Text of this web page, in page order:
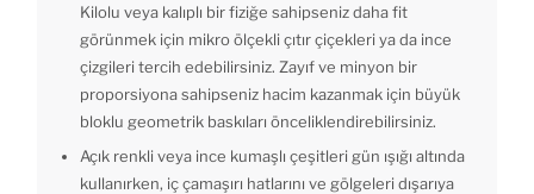
Kilolu veya kalıplı bir fiziğe sahipseniz daha fit
görünmek için mikro ölçekli çıtır çiçekleri ya da ince
çizgileri tercih edebilirsiniz. Zayıf ve minyon bir
proporsiyona sahipseniz hacim kazanmak için büyük
bloklu geometrik baskıları önceliklendirebilirsiniz.
Açık renkli veya ince kumaşlı çeşitleri gün ışığı altında
kullanırken, iç çamaşırı hatlarını ve gölgeleri dışarıya